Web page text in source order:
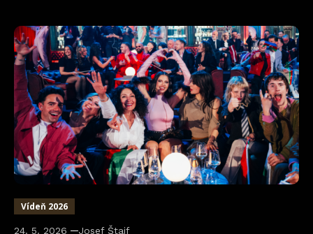
Vídeň 2026
24. 5. 2026 Josef Štaif